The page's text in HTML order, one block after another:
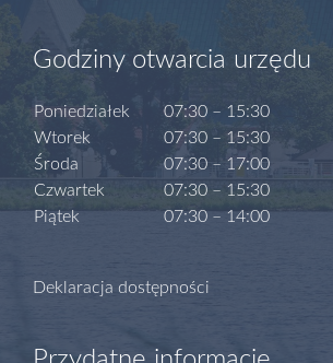
Godziny otwarcia urzędu
Poniedziałek
Wtorek
Środa
Czwartek
Piątek
07:30 – 15:30
07:30 – 15:30
07:30 – 17:00
07:30 – 15:30
07:30 – 14:00
Deklaracja dostępności